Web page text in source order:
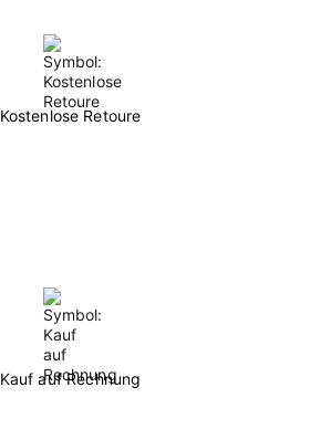
Kostenlose Retoure
Kauf auf Rechnung